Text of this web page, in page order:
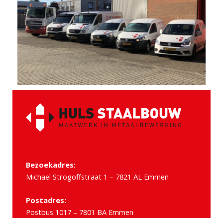
Bezoekadres:
Michael Strogoffstraat 1 – 7821 AL Emmen
Postadres:
Postbus 1017 – 7801 BA Emmen